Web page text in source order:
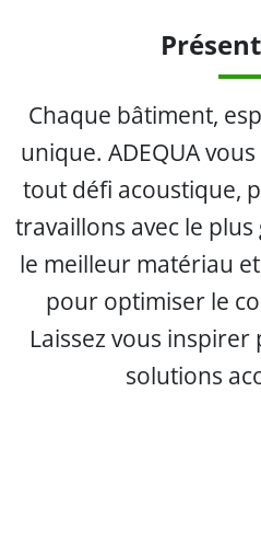
Chaque bâtiment,
unique. ADEQUA
tout défi acoustique,
travaillons avec le
le meilleur matériau
pour optimiser le
Laissez vous
solutions